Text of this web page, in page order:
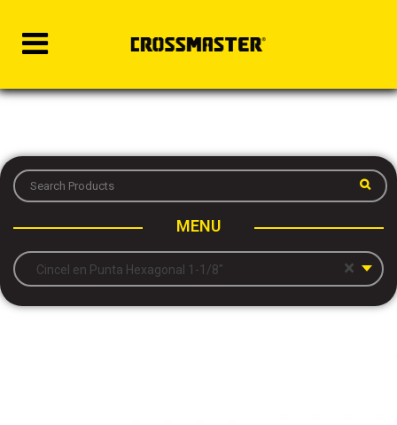
MENU
×
Cincel en Punta Hexagonal 1-1/8″